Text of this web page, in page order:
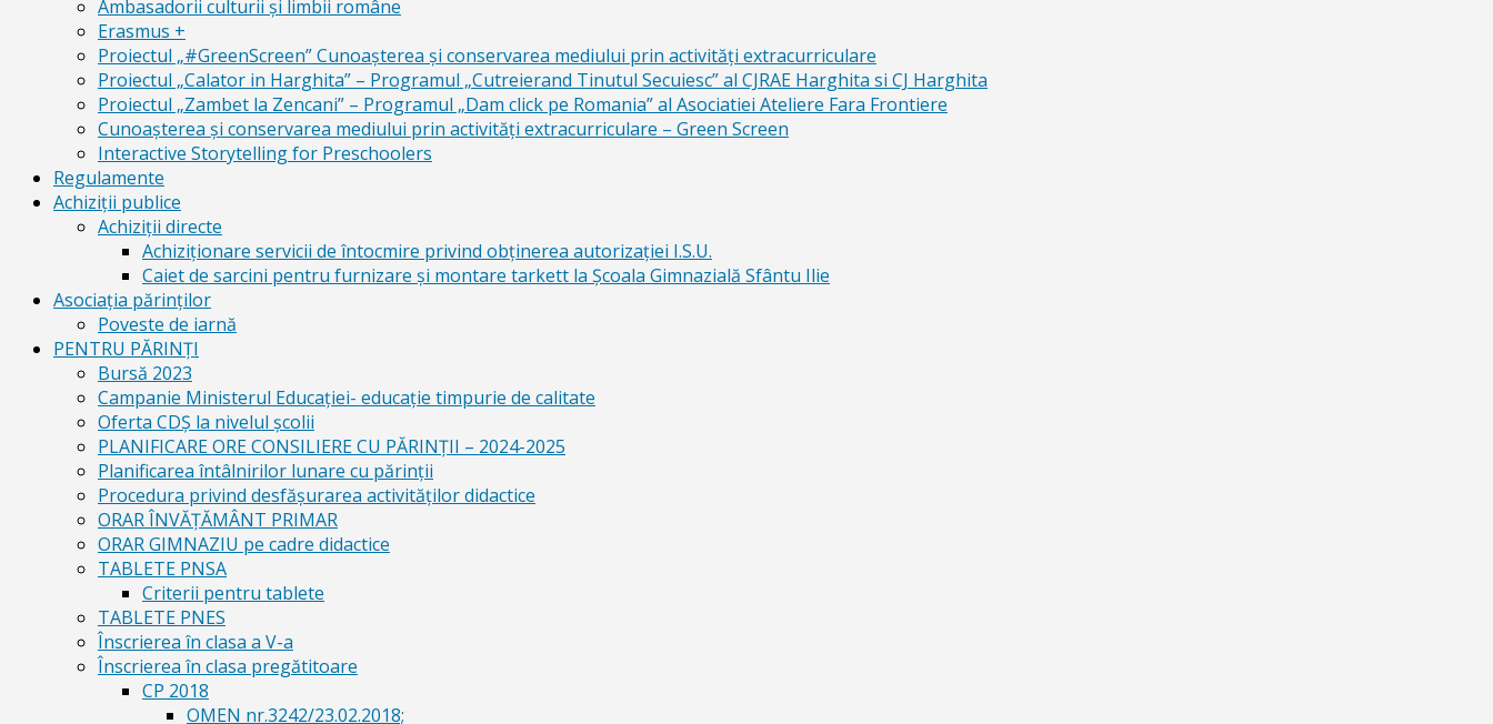
Ambasadorii culturii și limbii române
Erasmus +
Proiectul „#GreenScreen” Cunoașterea şi conservarea mediului prin activităţi extracurriculare
Proiectul „Calator in Harghita” – Programul „Cutreierand Tinutul Secuiesc” al CJRAE Harghita si CJ Harghita
Proiectul „Zambet la Zencani” – Programul „Dam click pe Romania” al Asociatiei Ateliere Fara Frontiere
Cunoașterea și conservarea mediului prin activități extracurriculare – Green Screen
Interactive Storytelling for Preschoolers
Regulamente
Achiziții publice
Achiziții directe
Achiziționare servicii de întocmire privind obținerea autorizației I.S.U.
Caiet de sarcini pentru furnizare și montare tarkett la Școala Gimnazială Sfântu Ilie
Asociația părinților
Poveste de iarnă
PENTRU PĂRINȚI
Bursă 2023
Campanie Ministerul Educației- educație timpurie de calitate
Oferta CDŞ la nivelul şcolii
PLANIFICARE ORE CONSILIERE CU PĂRINȚII – 2024-2025
Planificarea întâlnirilor lunare cu părinții
Procedura privind desfășurarea activităților didactice
ORAR ÎNVĂȚĂMÂNT PRIMAR
ORAR GIMNAZIU pe cadre didactice
TABLETE PNSA
Criterii pentru tablete
TABLETE PNES
Înscrierea în clasa a V-a
Înscrierea în clasa pregătitoare
CP 2018
OMEN nr.3242/23.02.2018;